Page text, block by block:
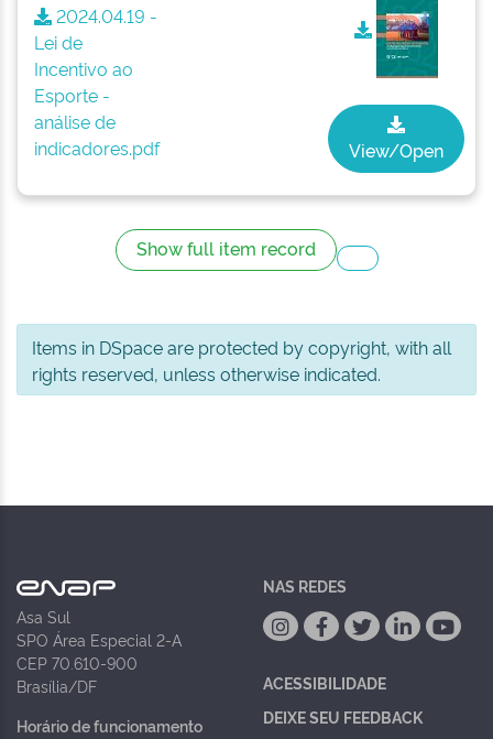
2024.04.19 -
Lei de
Incentivo ao
Esporte -
análise de
indicadores.pdf
View/Open
Show full item record
Items in DSpace are protected by copyright, with all
rights reserved, unless otherwise indicated.
Asa Sul
SPO Área Especial 2-A
CEP 70.610-900
Brasília/DF
Horário de funcionamento
NAS REDES
ACESSIBILIDADE
DEIXE SEU FEEDBACK